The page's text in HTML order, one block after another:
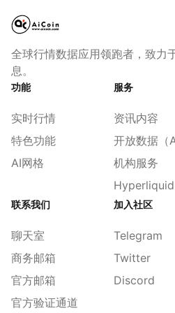
全球行情数据应用领跑者，致力
息。
功能
实时行情
特色功能
AI网格
服务
资讯内容
开放数据（
机构服务
联系我们
聊天室
商务邮箱
官方邮箱
官方验证通道
加入社区
Telegram
Twitter
Discord